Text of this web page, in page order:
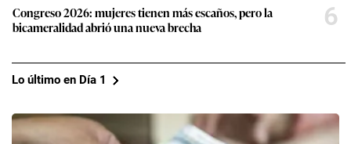
Congreso 2026: mujeres tienen más escaños, pero la
bicameralidad abrió una nueva brecha
6
Lo último en Día 1